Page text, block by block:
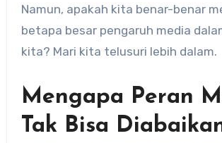
Namun, apakah kita benar-benar
betapa besar pengaruh media
kita? Mari kita telusuri lebih dalam.
Mengapa Peran
Tak Bisa